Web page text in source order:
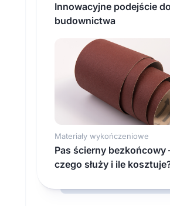
Innowacyjne podejście do
budownictwa
Materiały wykończeniowe
Pas ścierny bezkońcowy
czego służy i ile